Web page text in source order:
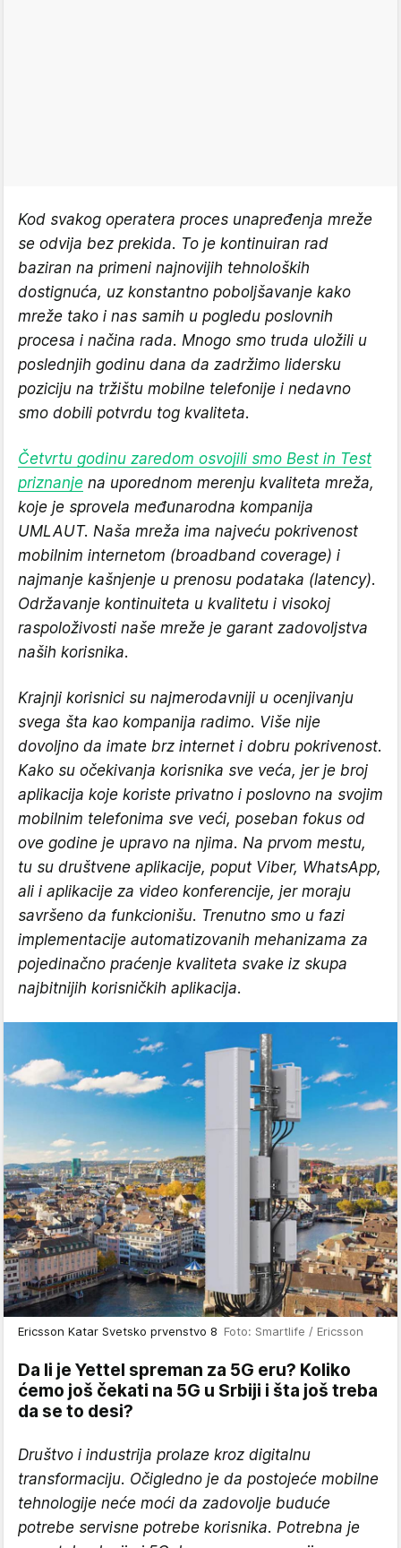
Kod svakog operatera proces unapređenja mreže
se odvija bez prekida. To je kontinuiran rad
baziran na primeni najnovijih tehnoloških
dostignuća, uz konstantno poboljšavanje kako
mreže tako i nas samih u pogledu poslovnih
procesa i načina rada. Mnogo smo truda uložili u
poslednjih godinu dana da zadržimo lidersku
poziciju na tržištu mobilne telefonije i nedavno
smo dobili potvrdu tog kvaliteta.
Četvrtu godinu zaredom osvojili smo Best in Test
priznanje na uporednom merenju kvaliteta mreža,
koje je sprovela međunarodna kompanija
UMLAUT. Naša mreža ima najveću pokrivenost
mobilnim internetom (broadband coverage) i
najmanje kašnjenje u prenosu podataka (latency).
Održavanje kontinuiteta u kvalitetu i visokoj
raspoloživosti naše mreže je garant zadovoljstva
naših korisnika.
Krajnji korisnici su najmerodavniji u ocenjivanju
svega šta kao kompanija radimo. Više nije
dovoljno da imate brz internet i dobru pokrivenost.
Kako su očekivanja korisnika sve veća, jer je broj
aplikacija koje koriste privatno i poslovno na svojim
mobilnim telefonima sve veći, poseban fokus od
ove godine je upravo na njima. Na prvom mestu,
tu su društvene aplikacije, poput Viber, WhatsApp,
ali i aplikacije za video konferencije, jer moraju
savršeno da funkcionišu. Trenutno smo u fazi
implementacije automatizovanih mehanizama za
pojedinačno praćenje kvaliteta svake iz skupa
najbitnijih korisničkih aplikacija.
Ericsson Katar Svetsko prvenstvo 8 Foto: Smartlife / Ericsson
Da li je Yettel spreman za 5G eru? Koliko
ćemo još čekati na 5G u Srbiji i šta još treba
da se to desi?
Društvo i industrija prolaze kroz digitalnu
transformaciju. Očigledno je da postojeće mobilne
tehnologije neće moći da zadovolje buduće
potrebe servisne potrebe korisnika. Potrebna je